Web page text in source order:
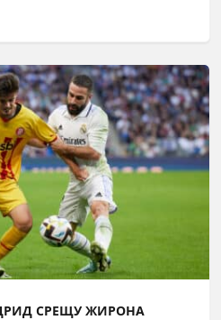
СРЕЩУ ЖИРОНА